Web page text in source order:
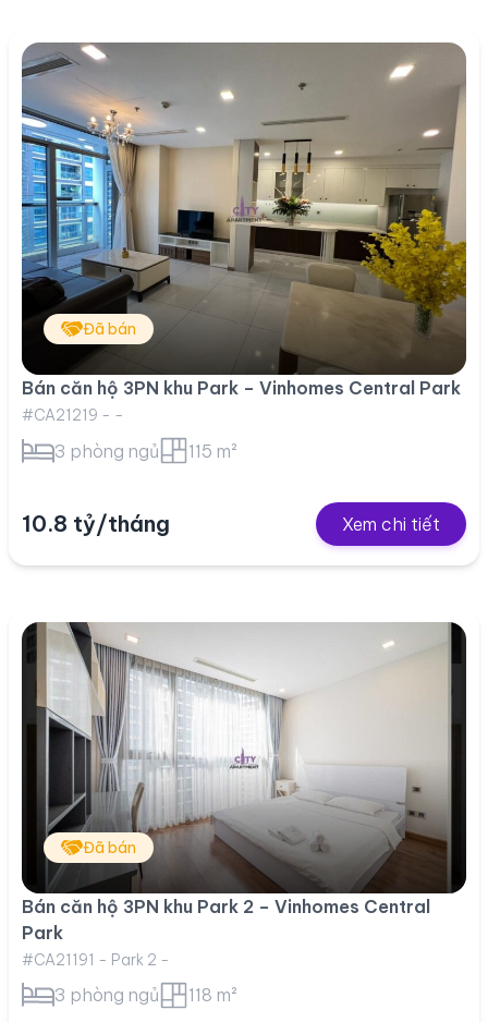
Đã bán
Bán căn hộ 3PN khu Park – Vinhomes Central Park
#CA21219 - -
3 phòng ngủ 115 m²
10.8 tỷ/tháng Xem chi tiết
Đã bán
Bán căn hộ 3PN khu Park 2 – Vinhomes Central
Park
#CA21191 - Park 2 -
3 phòng ngủ 118 m²